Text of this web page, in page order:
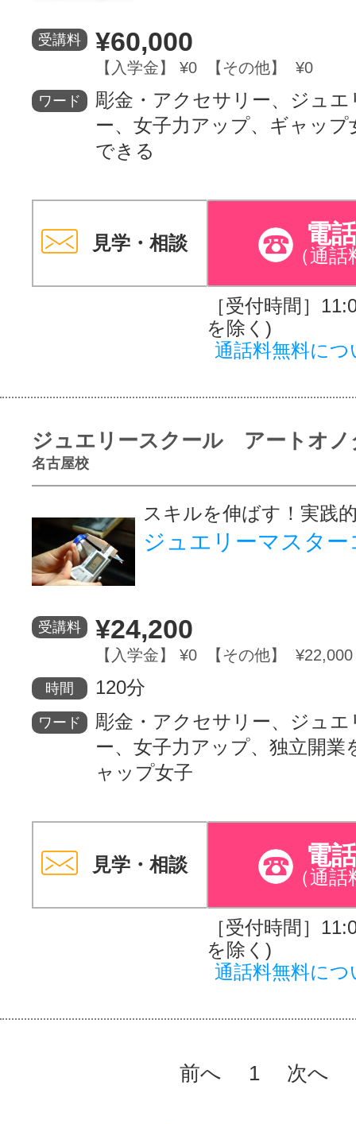
受講料 ¥60,000
【入学金】 ¥0 【その他】 ¥0
ワード
彫金・アクセサリー、ジュ
ー、女子力アップ、ギャップ
できる
見学・相談 電
（通話
［受付時間］
を除く)
通話料無料につ
ジュエリースクール アートオノ
名古屋校
スキルを伸ばす！実践
ジュエリーマスター
受講料 ¥24,200
【入学金】 ¥0 【その他】 ¥22,000
時間 120分
ワード
彫金・アクセサリー、ジュ
ー、女子力アップ、独立開業
ャップ女子
見学・相談 電
（通話
［受付時間］
を除く)
通話料無料につ
前へ 1 次へ